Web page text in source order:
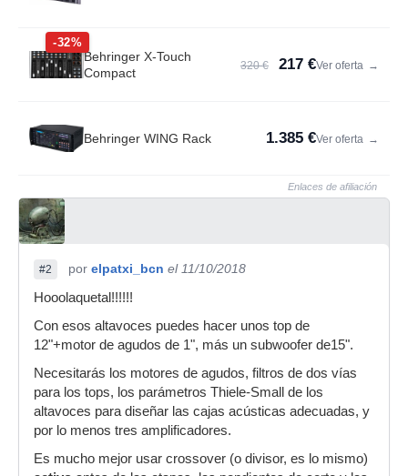
-32%
Behringer X-Touch
Compact
320 € 217 €Ver oferta →
Behringer WING Rack 1.385 €Ver oferta →
Enlaces de afiliación
#2 por elpatxi_bcn el 11/10/2018
Hooolaquetal!!!!!!
Con esos altavoces puedes hacer unos top de
12"+motor de agudos de 1", más un subwoofer de15".
Necesitarás los motores de agudos, filtros de dos vías
para los tops, los parámetros Thiele-Small de los
altavoces para diseñar las cajas acústicas adecuadas, y
por lo menos tres amplificadores.
Es mucho mejor usar crossover (o divisor, es lo mismo)